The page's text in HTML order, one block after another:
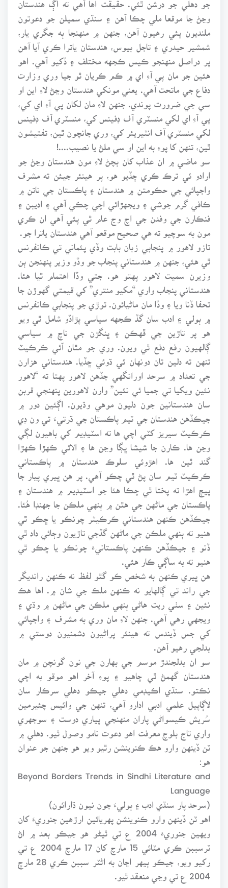
وڃڻ جا موقعا ملي چڪا آهن ۽ سنڌي سميلن جو دعوتون
ملنديون پئي رهيون آهن، جنهن ۾ منهنجا ٻه جگري يار،
شمشير حيدري ۽ تاجل بيوس، هندستان ياترا ڪري آيا آهن
پر دراصل منهنجو ڪيس ڪجهه مختلف ۽ ڏکيو آهي. اهو
هئين جو مان پي آءِ اي ۾ ڪم ڪريان ٿو جيا وري وزارت
دفاع جي ماتحت آهي. يعني مونکي هندستان وڃڻ لاءِ اين او
سي جي ضرورت پوندي. جنهن لاءِ مان لکان پي آءِ اي کي،
پي آءِ اي لکي منسٽري آف ڊفينس کي، منسٽري آف ڊفينس
لکي منسٽري آف انٽيريئر کي، وري جانچون ٿين، تفتيشون
ٿين، تنهن کا پوءِ به اين او سي ملڻ يا نصيب....!
سو ماضي ۾ ان عذاب کان بچڻ لاءِ مون هندستان وڃڻ جو
ارادو ئي ترڪ ڪري ڇڏيو هو، پر هينئر جيئن ته مشرف
واجپائي جي حڪومتن ۾ هندستان ۽ پاڪستان جي ناتن ۾
ڪافي گرم جوشي ۽ ويجهڙائي اچي چڪي آهي ۽ اديبن ۽
فنڪارن جي وفدن جي اچ وڃ عام ٿي پئي آهي ان ڪري
مون به سوچيو ته هي صحيح موقعو آهي هندستان ياترا جو.
تازو لاهور ۾ پنجابي زبان بابت وڏي پئماني تي ڪانفرنس
ٿي هئي، جنهن ۾ هندستاني پنجاب جو وڏو وزير پنهنجن ٻن
وزيرن سميت لاهور پهتو هو. جتي وڏا اهتمام ٿيا هئا.
هندستاني پنجاب واري “مکيو منتري” کي قيمتي گهوڙن جا
تحفا ڏنا ويا ۽ وڏا مان ماڻيائون. توڙي جو پنجابي ڪانفرنس
۾ ٻولي ۽ ادب سان گڏ ڪجهه سياسي پڙاڏو شامل ٿي ويو
هو پر تاڙين جي ڦهڪن ۽ ڀنگڙن جي ناچ ۾ سياسي
ڳالهيون رفع دفع ٿي ويون. وري جو مٿان آئي ڪرڪيٽ
تنهن ته دلين تان دونهان ئي ڌوئي ڇڏيا. هندستاني هزارن
جي تعداد ۾ سرحد اورانگهي جڏهن لاهور پهتا ته “لاهور
نئين ويکيا تي جميا ئي نئين” وارن لاهورين پنهنجي قربن
سان هندستانين جون دليون موهي وڌيون. اڳئين دور ۾
جيڪڏهن هندستان جي ٽيم پاڪستان جي ڌرتيءَ تي ون ڊي
ڪرڪيٽ سيريز کٽي اچي ها ته اسٽيڊيم کي باهيون لڳي
وڃن ها. ڪارن جا شيشا ڀڳا وڃن ها ۽ الائي ڪهڙا ڪهڙا
گند ٿين ها. اهڙوئي سلوڪ هندستان ۾ پاڪستاني
ڪرڪيٽ ٽيم سان پڻ ٿي چڪو آهي. پر هن ڀيري پيار جا
پيچ اهڙا ته پختا ٿي چڪا هئا جو اسٽيڊيم ۾ هندستان ۽
پاڪستان جي ماڻهن جي هٿن ۾ ٻنهي ملڪن جا جهنڊا هُئا.
جيڪڏهن ڪنهن هندستاني ڪرڪيٽر چونڪو يا ڇڪو ٿي
هنيو ته ٻنهي ملڪن جي ماڻهن گڏجي تاڙيون وڄائي داد ٿي
ڏنو ۽ جيڪڏهن ڪنهن پاڪستانيءَ چونڪو يا ڇڪو ٿي
هنيو ته به ساڳي ڪار هئي.
هن ڀيري ڪنهن به شخص ڪو گٿو لفظ نه ڪنهن رانديگر
جي راند تي ڳالهايو نه ڪنهن ملڪ جي شان ۾. اها هڪ
نئين ۽ سٺي ريت هاڻي ٻنهي ملڪن جي ماڻهن ۾ وڌي ۽
ويجهي رهي آهي. جنهن لاءِ مان وري به مشرف ۽ واجپائي
کي جس ڏيندس ته هينئر پراڻيون دشمنيون دوستي ۾
بدلجي رهيو آهن.
سو ان بدلجندڙ موسم جي بهارن جي نون گونچن ۾ مان
هندستان گهمڻ ٿي چاهيو ۽ پوءِ آخر اهو موقو به اچي
نڪتو. سنڌي اڪيڊمي دهلي جيڪو دهلي سرڪار سان
لاڳاپيل علمي ادبي ادارو آهي، تنهن جي وائيس چئيرمين
سُريش ڪيسواڻي پاران منهنجي پياري دوست ۽ سوجهري
واري تاج بلوچ معرفت اهو دعوت نامو وصول ٿيو. دهلي ۾
ٽن ڏينهن وارو هڪ ڪنوينشن رٿيو ويو هو جنهن جو عنوان
Beyond Borders Trends in Sindhi Literature and
(سرحد پار سنڌي ادب ۽ ٻوليءَ جون نيون ڌارائون)
اهو ٽن ڏينهن وارو ڪنوينشن پهريائين ارڙهين جنوريءَ کان
ويهين جنوريءَ 2004 ع تي ٿيڻو هو جيڪو بعد ۾ اڻ
رکيو ويو، جيڪو ٻيهر اڃان به اڻٽر سببن ڪري 28 مارچ
2004 ع تي وڃي منعقد ٿيو.